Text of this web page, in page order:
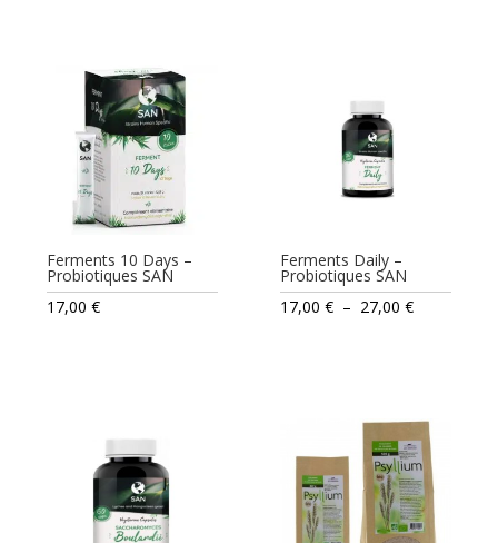
Ferments 10 Days –
Probiotiques SAN
17,00€
Ferments Daily –
Probiotiques SAN
17,00€ – 27,00€Plage
à
27,00 €